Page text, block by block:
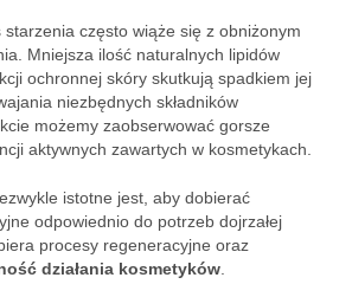
często wiąże się z obniżonym
Mniejsza ilość naturalnych lipidów
ochronnej skóry skutkują spadkiem jej
niezbędnych składników
możemy zaobserwować gorsze
aktywnych zawartych w kosmetykach.
istotne jest, aby dobierać
odpowiednio do potrzeb dojrzałej
procesy regeneracyjne oraz
działania kosmetyków